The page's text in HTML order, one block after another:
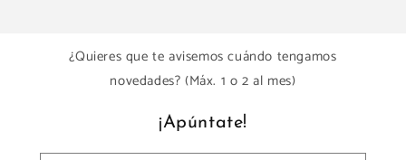
¿Quieres que te avisemos cuándo tengamos
novedades? (Máx. 1 o 2 al mes)
¡Apúntate!